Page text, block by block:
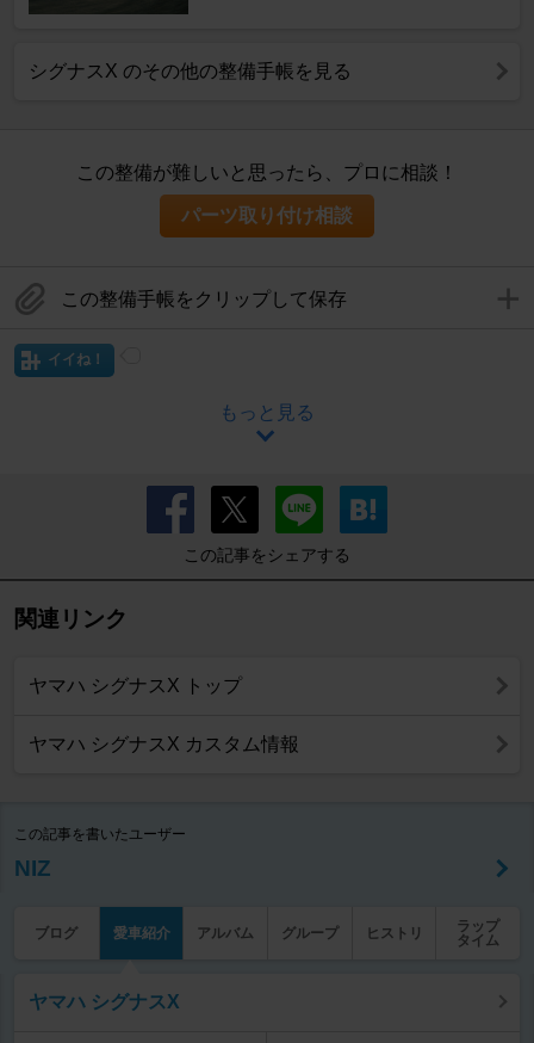
シグナスX のその他の整備手帳を見る
この整備が難しいと思ったら、プロに相談！
パーツ取り付け相談
この整備手帳をクリップして保存
イイね！
もっと見る
この記事をシェアする
関連リンク
ヤマハ シグナスX トップ
ヤマハ シグナスX カスタム情報
この記事を書いたユーザー
NIZ
ブログ 愛車紹介 アルバム グループ ヒストリ
ラップ
タイム
ヤマハ シグナスX